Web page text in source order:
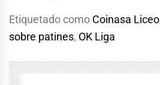
Etiquetado como Coinasa Liceo
sobre patines, OK Liga